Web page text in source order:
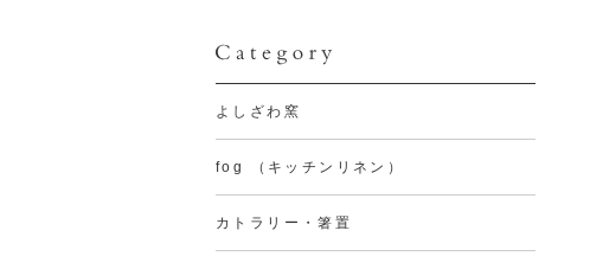
よしざわ窯
fog （キッチンリネン）
カトラリー・箸置